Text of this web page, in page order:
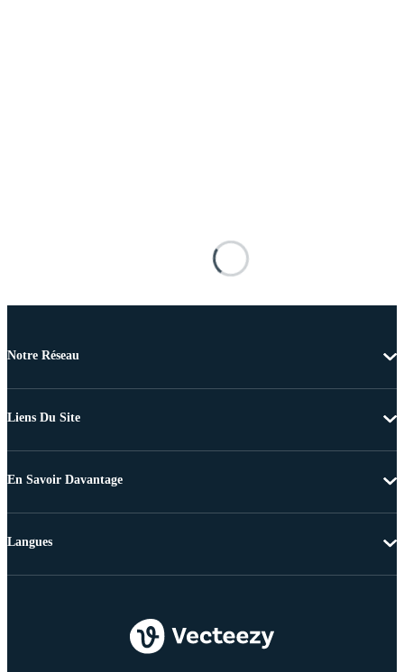
Notre Réseau
Liens Du Site
En Savoir Davantage
Langues